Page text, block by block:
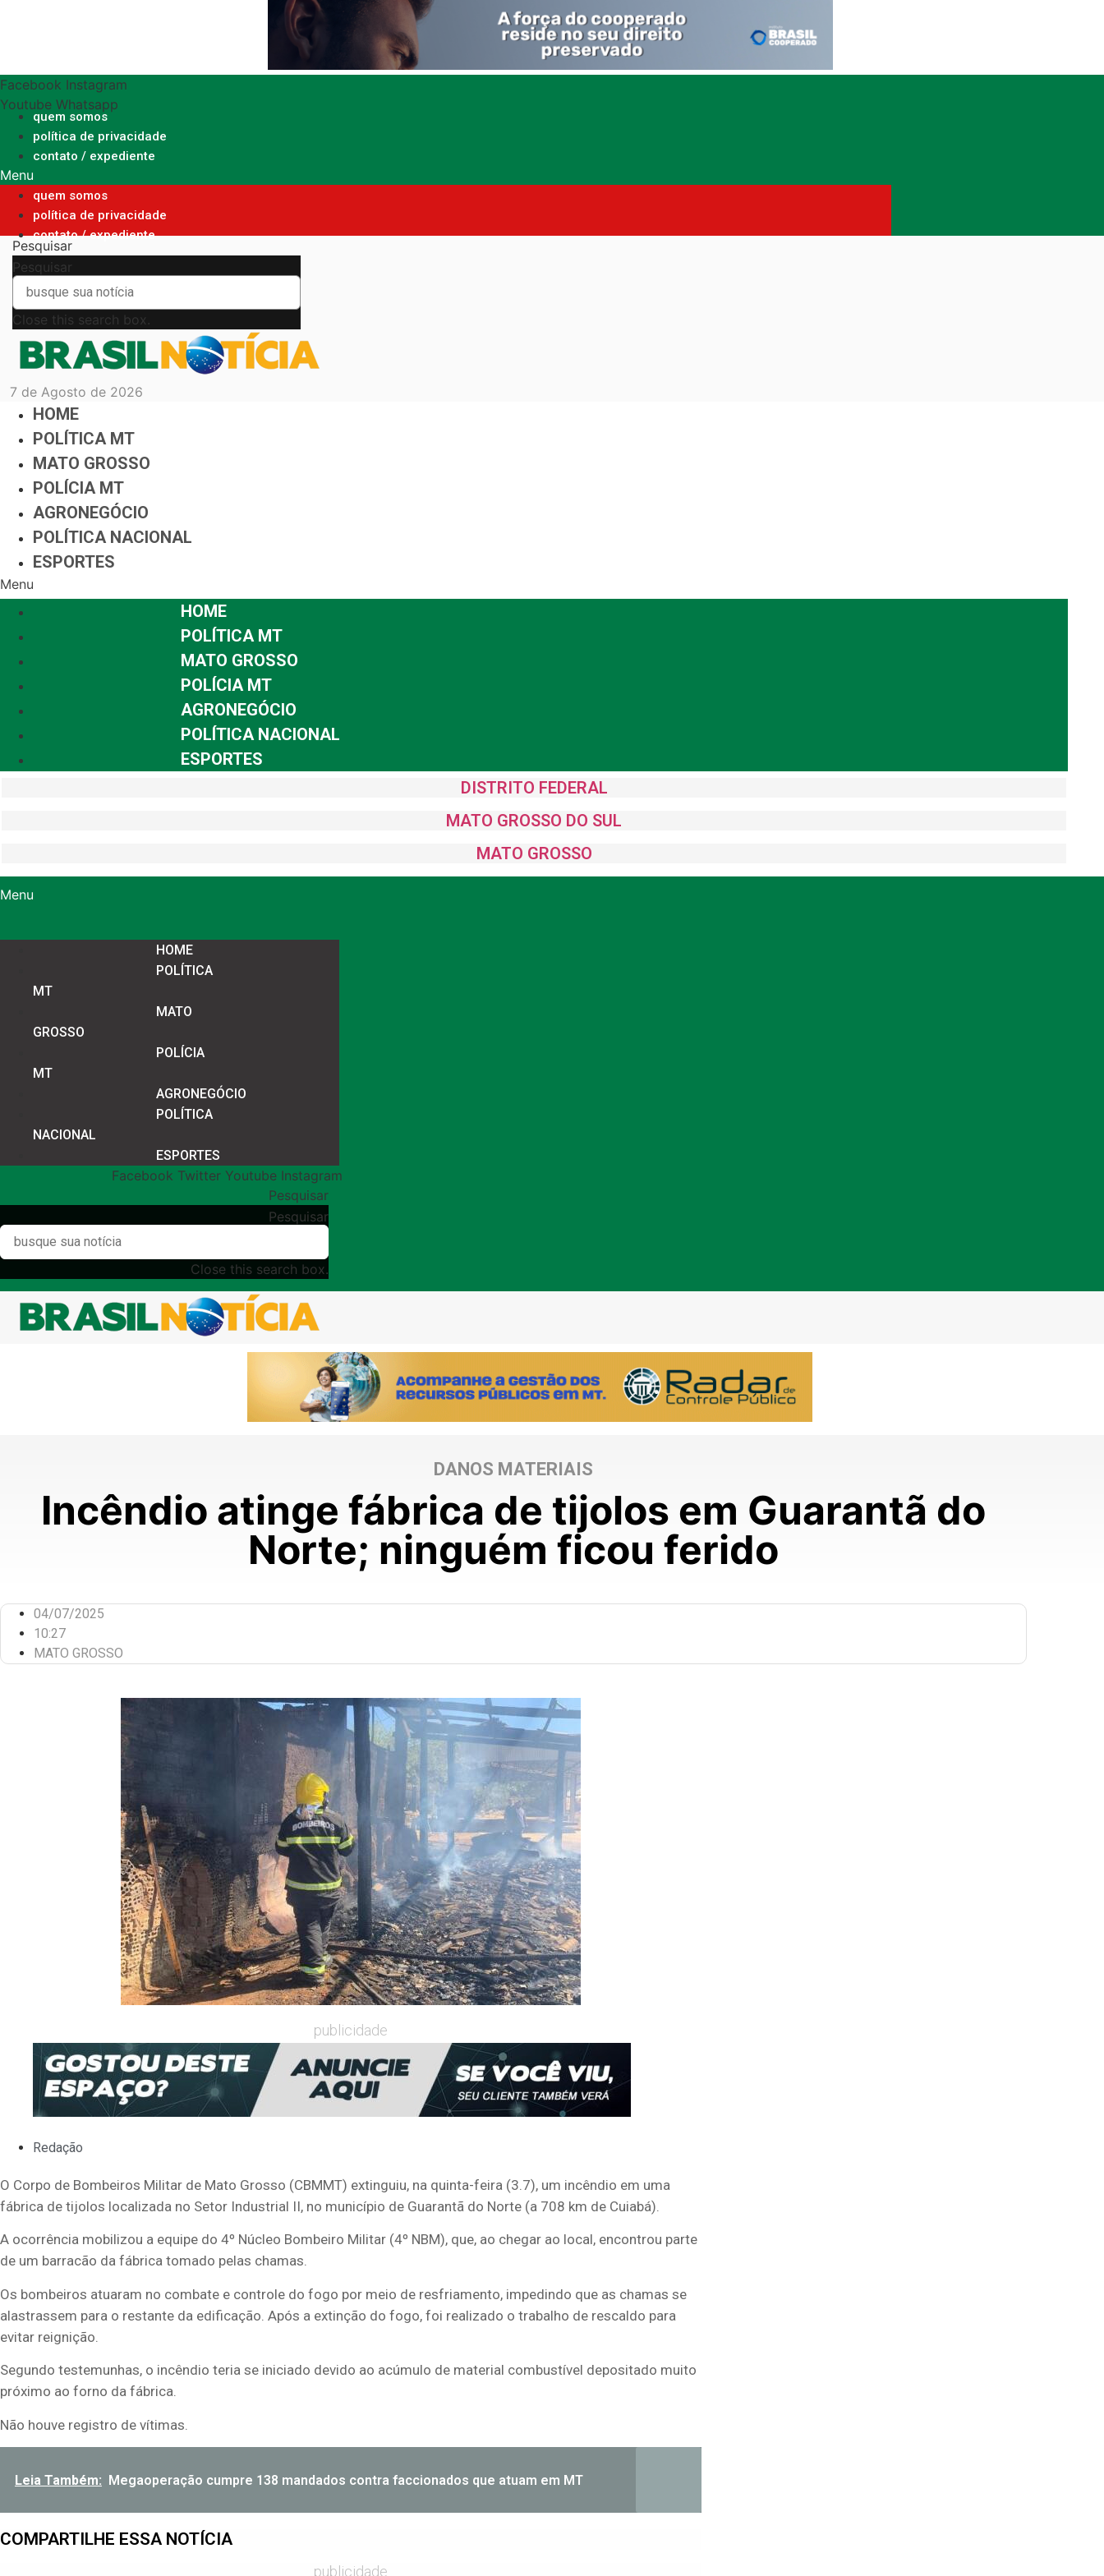
Facebook Instagram
Youtube Whatsapp
quem somos
política de privacidade
contato / expediente
Menu
quem somos
política de privacidade
contato / expediente
Pesquisar
Pesquisar
Close this search box.
7 de Agosto de 2026
HOME
POLÍTICA MT
MATO GROSSO
POLÍCIA MT
AGRONEGÓCIO
POLÍTICA NACIONAL
ESPORTES
Menu
HOME
POLÍTICA MT
MATO GROSSO
POLÍCIA MT
AGRONEGÓCIO
POLÍTICA NACIONAL
ESPORTES
DISTRITO FEDERAL
MATO GROSSO DO SUL
MATO GROSSO
Menu
HOME
POLÍTICA
MT
MATO
GROSSO
POLÍCIA
MT
AGRONEGÓCIO
POLÍTICA
NACIONAL
ESPORTES
Facebook Twitter Youtube Instagram
Pesquisar
Pesquisar
Close this search box.
DANOS MATERIAIS
Incêndio atinge fábrica de tijolos em Guarantã do
Norte; ninguém ficou ferido
04/07/2025
10:27
MATO GROSSO
publicidade
Redação
O Corpo de Bombeiros Militar de Mato Grosso (CBMMT) extinguiu, na quinta-feira (3.7), um incêndio em uma
fábrica de tijolos localizada no Setor Industrial II, no município de Guarantã do Norte (a 708 km de Cuiabá).
A ocorrência mobilizou a equipe do 4º Núcleo Bombeiro Militar (4º NBM), que, ao chegar ao local, encontrou parte
de um barracão da fábrica tomado pelas chamas.
Os bombeiros atuaram no combate e controle do fogo por meio de resfriamento, impedindo que as chamas se
alastrassem para o restante da edificação. Após a extinção do fogo, foi realizado o trabalho de rescaldo para
evitar reignição.
Segundo testemunhas, o incêndio teria se iniciado devido ao acúmulo de material combustível depositado muito
próximo ao forno da fábrica.
Não houve registro de vítimas.
Leia Também: Megaoperação cumpre 138 mandados contra faccionados que atuam em MT
COMPARTILHE ESSA NOTÍCIA
publicidade